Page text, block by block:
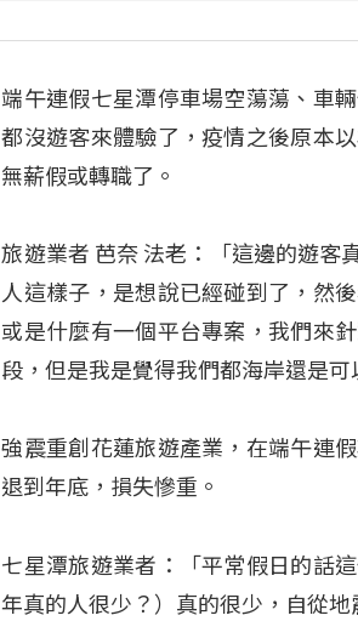
端午連假七星潭停車場空蕩蕩、車
都沒遊客來體驗了，疫情之後原本
無薪假或轉職了。
旅遊業者 芭奈 法老：「這邊的遊客
人這樣子，是想說已經碰到了，然
或是什麼有一個平台專案，我們來
段，但是我是覺得我們都海岸還是
強震重創花蓮旅遊產業，在端午連
退到年底，損失慘重。
七星潭旅遊業者：「平常假日的話
年真的人很少？）真的很少，自從地